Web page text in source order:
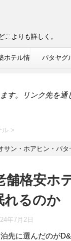
よりも詳しく。
ホテル情 パタヤグ
す。リンク先を
ル >
サン・ホアヒン・パタ
格安ホ
れるのか
年7月2日
先に選んだのが